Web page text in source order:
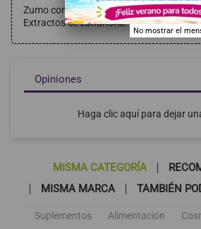
Zumo concentrado de granada. Zumo
Extractos de zanahoria. Extractos de
Opiniones
Haga clic aquí para dejar
MISMA CATEGORÍA
MISMA MARCA
TAMBIÉN
Suplementos Alimentación
No mostrar el